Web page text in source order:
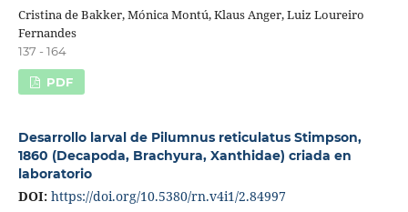
Cristina de Bakker, Mónica Montú, Klaus Anger, Luiz Loureiro
Fernandes
137 - 164
PDF
Desarrollo larval de Pilumnus reticulatus Stimpson,
1860 (Decapoda, Brachyura, Xanthidae) criada en
laboratorio
DOI: https://doi.org/10.5380/rn.v4i1/2.84997